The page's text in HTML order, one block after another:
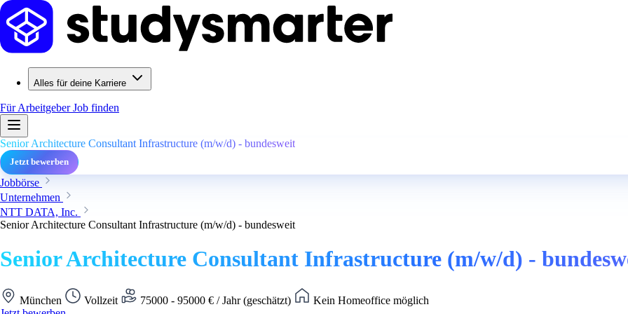
Alles für deine Karriere
Für ArbeitgeberJob finden
Senior Architecture Consultant Infrastructure (m/w/d) - bundesweit
Jetzt bewerben
Jobbörse
Unternehmen
NTT DATA, Inc.
Senior Architecture Consultant Infrastructure (m/w/d) - bundesweit
Senior Architecture Consultant Infrastructure (m/w/d) -
München Vollzeit 75000 - 95000 € / Jahr (geschätzt)
Kein Homeoffice möglich